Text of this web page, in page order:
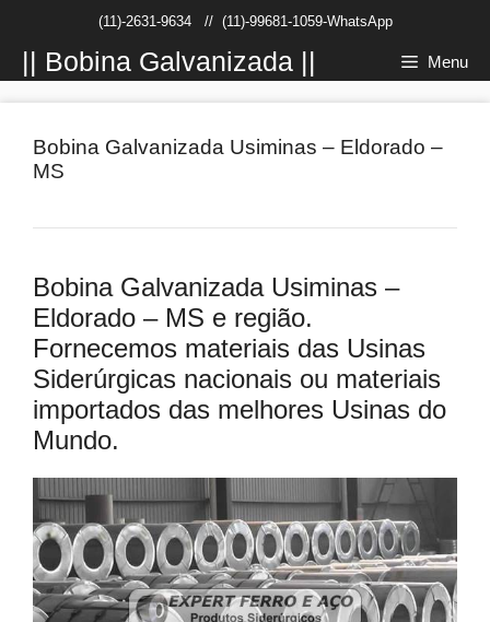
conteúdo
(11)-2631-9634// (11)-99681-1059-WhatsApp
|| Bobina Galvanizada || Menu
Bobina Galvanizada Usiminas – Eldorado –
MS
Bobina Galvanizada Usiminas –
Eldorado – MS e região.
Fornecemos materiais das Usinas
Siderúrgicas nacionais ou materiais
importados das melhores Usinas do
Mundo.